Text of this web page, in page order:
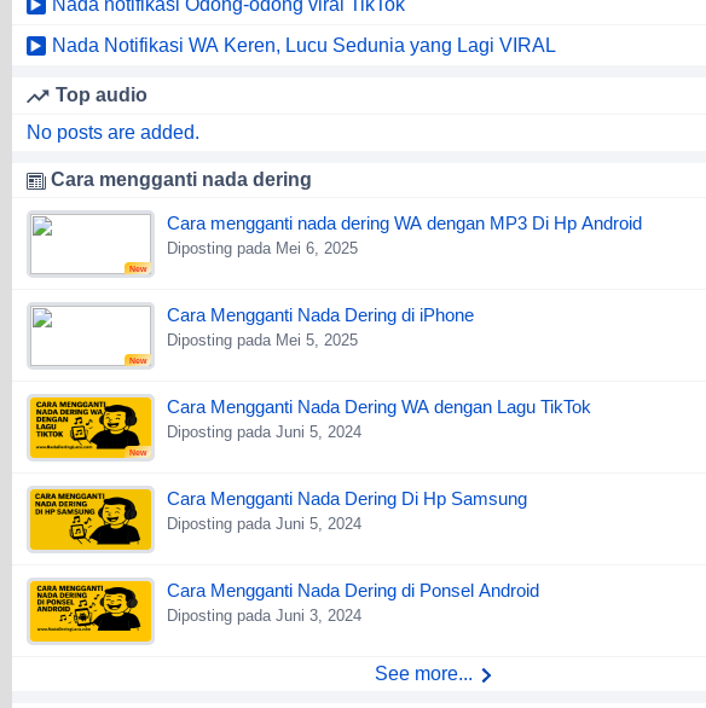
Nada Notifikasi WA Keren, Lucu Sedunia yang Lagi VIRAL
Top audio
No posts are added.
Cara mengganti nada dering
New
Cara mengganti nada dering WA dengan MP3 Di Hp Android
Diposting pada Mei 6, 2025
New
Cara Mengganti Nada Dering di iPhone
Diposting pada Mei 5, 2025
New
Cara Mengganti Nada Dering WA dengan Lagu TikTok
Diposting pada Juni 5, 2024
Cara Mengganti Nada Dering Di Hp Samsung
Diposting pada Juni 5, 2024
Cara Mengganti Nada Dering di Ponsel Android
Diposting pada Juni 3, 2024
See more...